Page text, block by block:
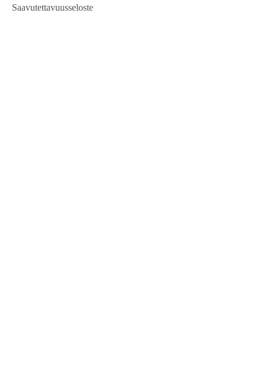
Saavutettavuusseloste